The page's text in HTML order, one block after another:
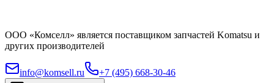
ООО «Комселл» является поставщиком запчастей Komatsu и
других производителей
info@komsell.ru +7 (495) 668-30-46